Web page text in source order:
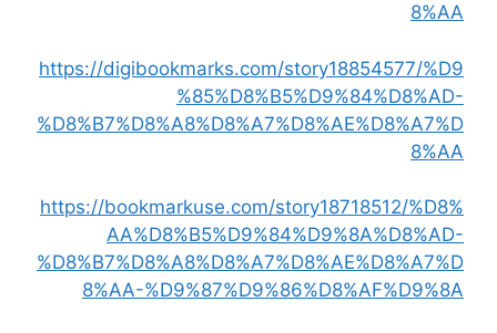
8%AA
https://digibookmarks.com/story18854577/%D9
%85%D8%B5%D9%84%D8%AD-
%D8%B7%D8%A8%D8%A7%D8%AE%D8%A7%D
8%AA
https://bookmarkuse.com/story18718512/%D8%
AA%D8%B5%D9%84%D9%8A%D8%AD-
%D8%B7%D8%A8%D8%A7%D8%AE%D8%A7%D
8%AA-%D9%87%D9%86%D8%AF%D9%8A